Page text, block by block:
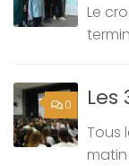
Le
0 Les
Tous
matin